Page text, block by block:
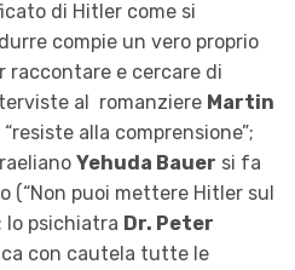
di Hitler come si
compie un vero proprio
raccontare e cercare di
al romanziere Martin
alla comprensione”;
Yehuda Bauer si fa
(“Non puoi mettere Hitler sul
lo psichiatra Dr. Peter
con cautela tutte le